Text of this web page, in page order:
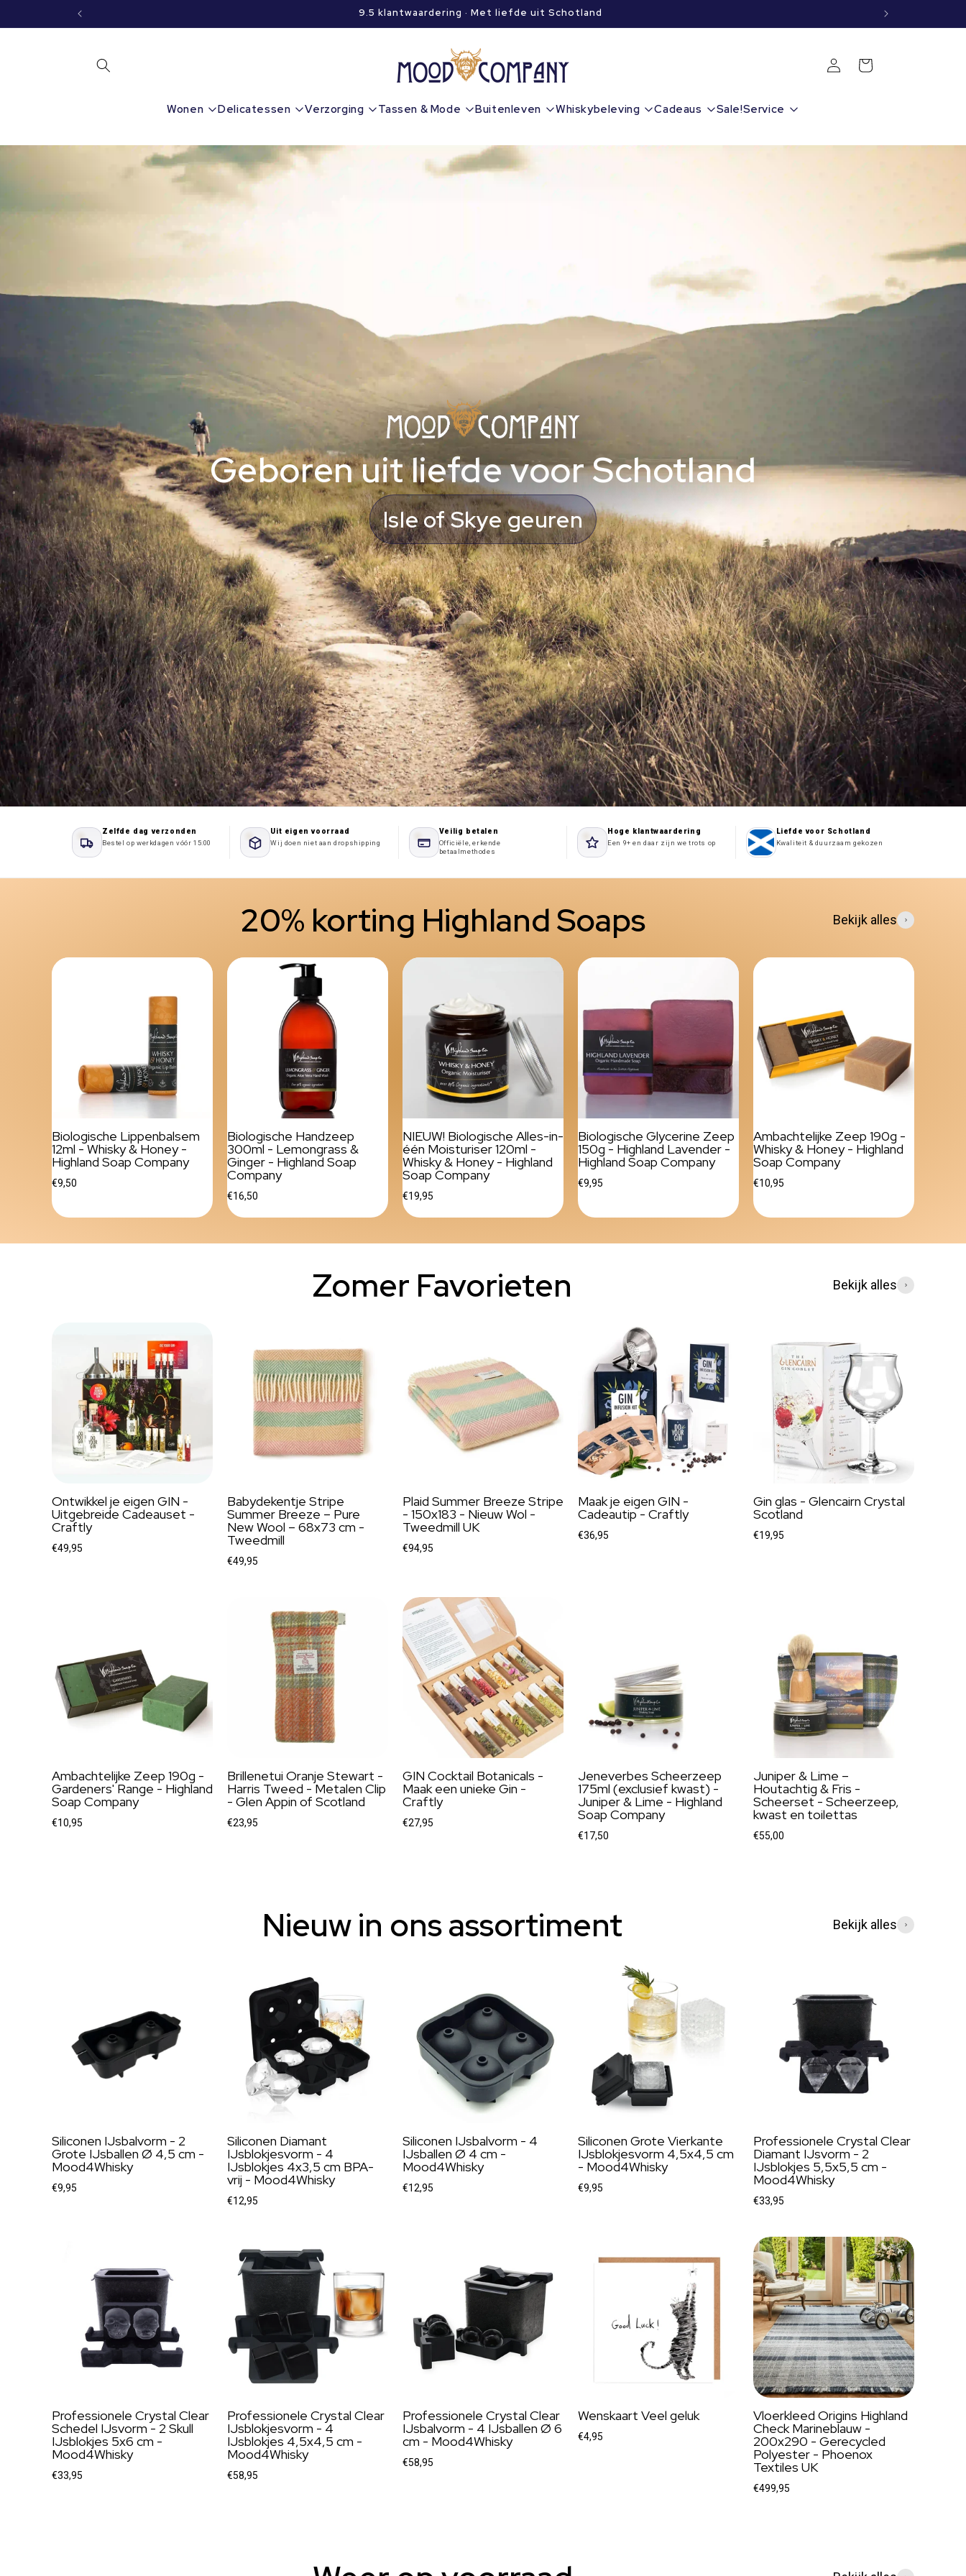
content
9.5 klantwaardering · Met liefde uit Schotland
Wonen Delicatessen Verzorging Tassen & Mode Buitenleven Whiskybeleving Cadeaus Sale!Service
InloggenWinkelwagen
Geboren uit liefde voor Schotland
whiskybeleving met karakter
Zelfde dag verzonden
Bestel op werkdagen vóór 15:00
Uit eigen voorraad
Wij doen niet aan dropshipping
Veilig betalen
Officiële, erkende
betaalmethodes
Hoge klantwaardering
Een 9+ en daar zijn we trots op
Liefde voor Schotland
Kwaliteit & duurzaam gekozen
20% korting Highland Soaps Bekijk alles
Biologische Lippenbalsem
12ml - Whisky & Honey -
Highland Soap Company
€9,50
Biologische Handzeep
300ml - Lemongrass &
Ginger - Highland Soap
Company
€16,50
NIEUW! Biologische Alles-in-
één Moisturiser 120ml -
Whisky & Honey - Highland
Soap Company
€19,95
Biologische Glycerine Zeep
150g - Highland Lavender -
Highland Soap Company
€9,95
Ambachtelijke Zeep 190g -
Whisky & Honey - Highland
Soap Company
€10,95
Zomer Favorieten Bekijk alles
Ontwikkel je eigen GIN -
Uitgebreide Cadeauset -
Craftly
€49,95
Babydekentje Stripe
Summer Breeze – Pure
New Wool – 68x73 cm -
Tweedmill
€49,95
Plaid Summer Breeze Stripe
- 150x183 - Nieuw Wol -
Tweedmill UK
€94,95
Maak je eigen GIN -
Cadeautip - Craftly
€36,95
Gin glas - Glencairn Crystal
Scotland
€19,95
Ambachtelijke Zeep 190g -
Gardeners' Range - Highland
Soap Company
€10,95
Brillenetui Oranje Stewart -
Harris Tweed - Metalen Clip
- Glen Appin of Scotland
€23,95
GIN Cocktail Botanicals -
Maak een unieke Gin -
Craftly
€27,95
Jeneverbes Scheerzeep
175ml (exclusief kwast) -
Juniper & Lime - Highland
Soap Company
€17,50
Juniper & Lime –
Houtachtig & Fris -
Scheerset - Scheerzeep,
kwast en toilettas
€55,00
Nieuw in ons assortiment Bekijk alles
Siliconen IJsbalvorm - 2
Grote IJsballen Ø 4,5 cm -
Mood4Whisky
€9,95
Siliconen Diamant
IJsblokjesvorm - 4
IJsblokjes 4x3,5 cm BPA-
vrij - Mood4Whisky
€12,95
Siliconen IJsbalvorm - 4
IJsballen Ø 4 cm -
Mood4Whisky
€12,95
Siliconen Grote Vierkante
IJsblokjesvorm 4,5x4,5 cm
- Mood4Whisky
€9,95
Professionele Crystal Clear
Diamant IJsvorm - 2
IJsblokjes 5,5x5,5 cm -
Mood4Whisky
€33,95
Professionele Crystal Clear
Schedel IJsvorm - 2 Skull
IJsblokjes 5x6 cm -
Mood4Whisky
€33,95
Professionele Crystal Clear
IJsblokjesvorm - 4
IJsblokjes 4,5x4,5 cm -
Mood4Whisky
€58,95
Professionele Crystal Clear
IJsbalvorm - 4 IJsballen Ø 6
cm - Mood4Whisky
€58,95
Wenskaart Veel geluk
€4,95
Vloerkleed Origins Highland
Check Marineblauw -
200x290 - Gerecycled
Polyester - Phoenox
Textiles UK
€499,95